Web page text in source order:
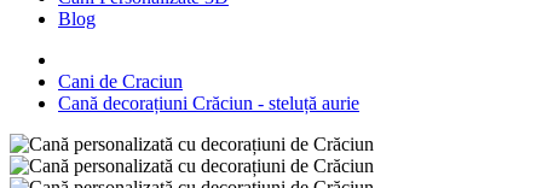
Blog
Cani de Craciun
Cană decorațiuni Crăciun - steluță aurie